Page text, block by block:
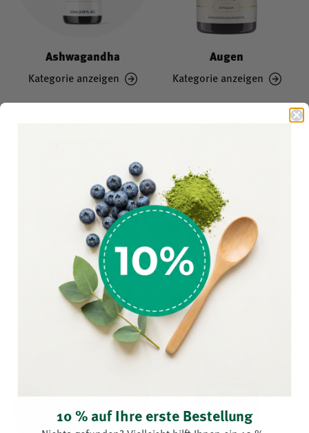
Ashwagandha
Kategorie anzeigen
Augen
Kategorie anzeigen
Ballaststoffe
Kategorie anzeigen
Blaubeere
Kategorie anzeigen
10 % auf Ihre erste Bestellung